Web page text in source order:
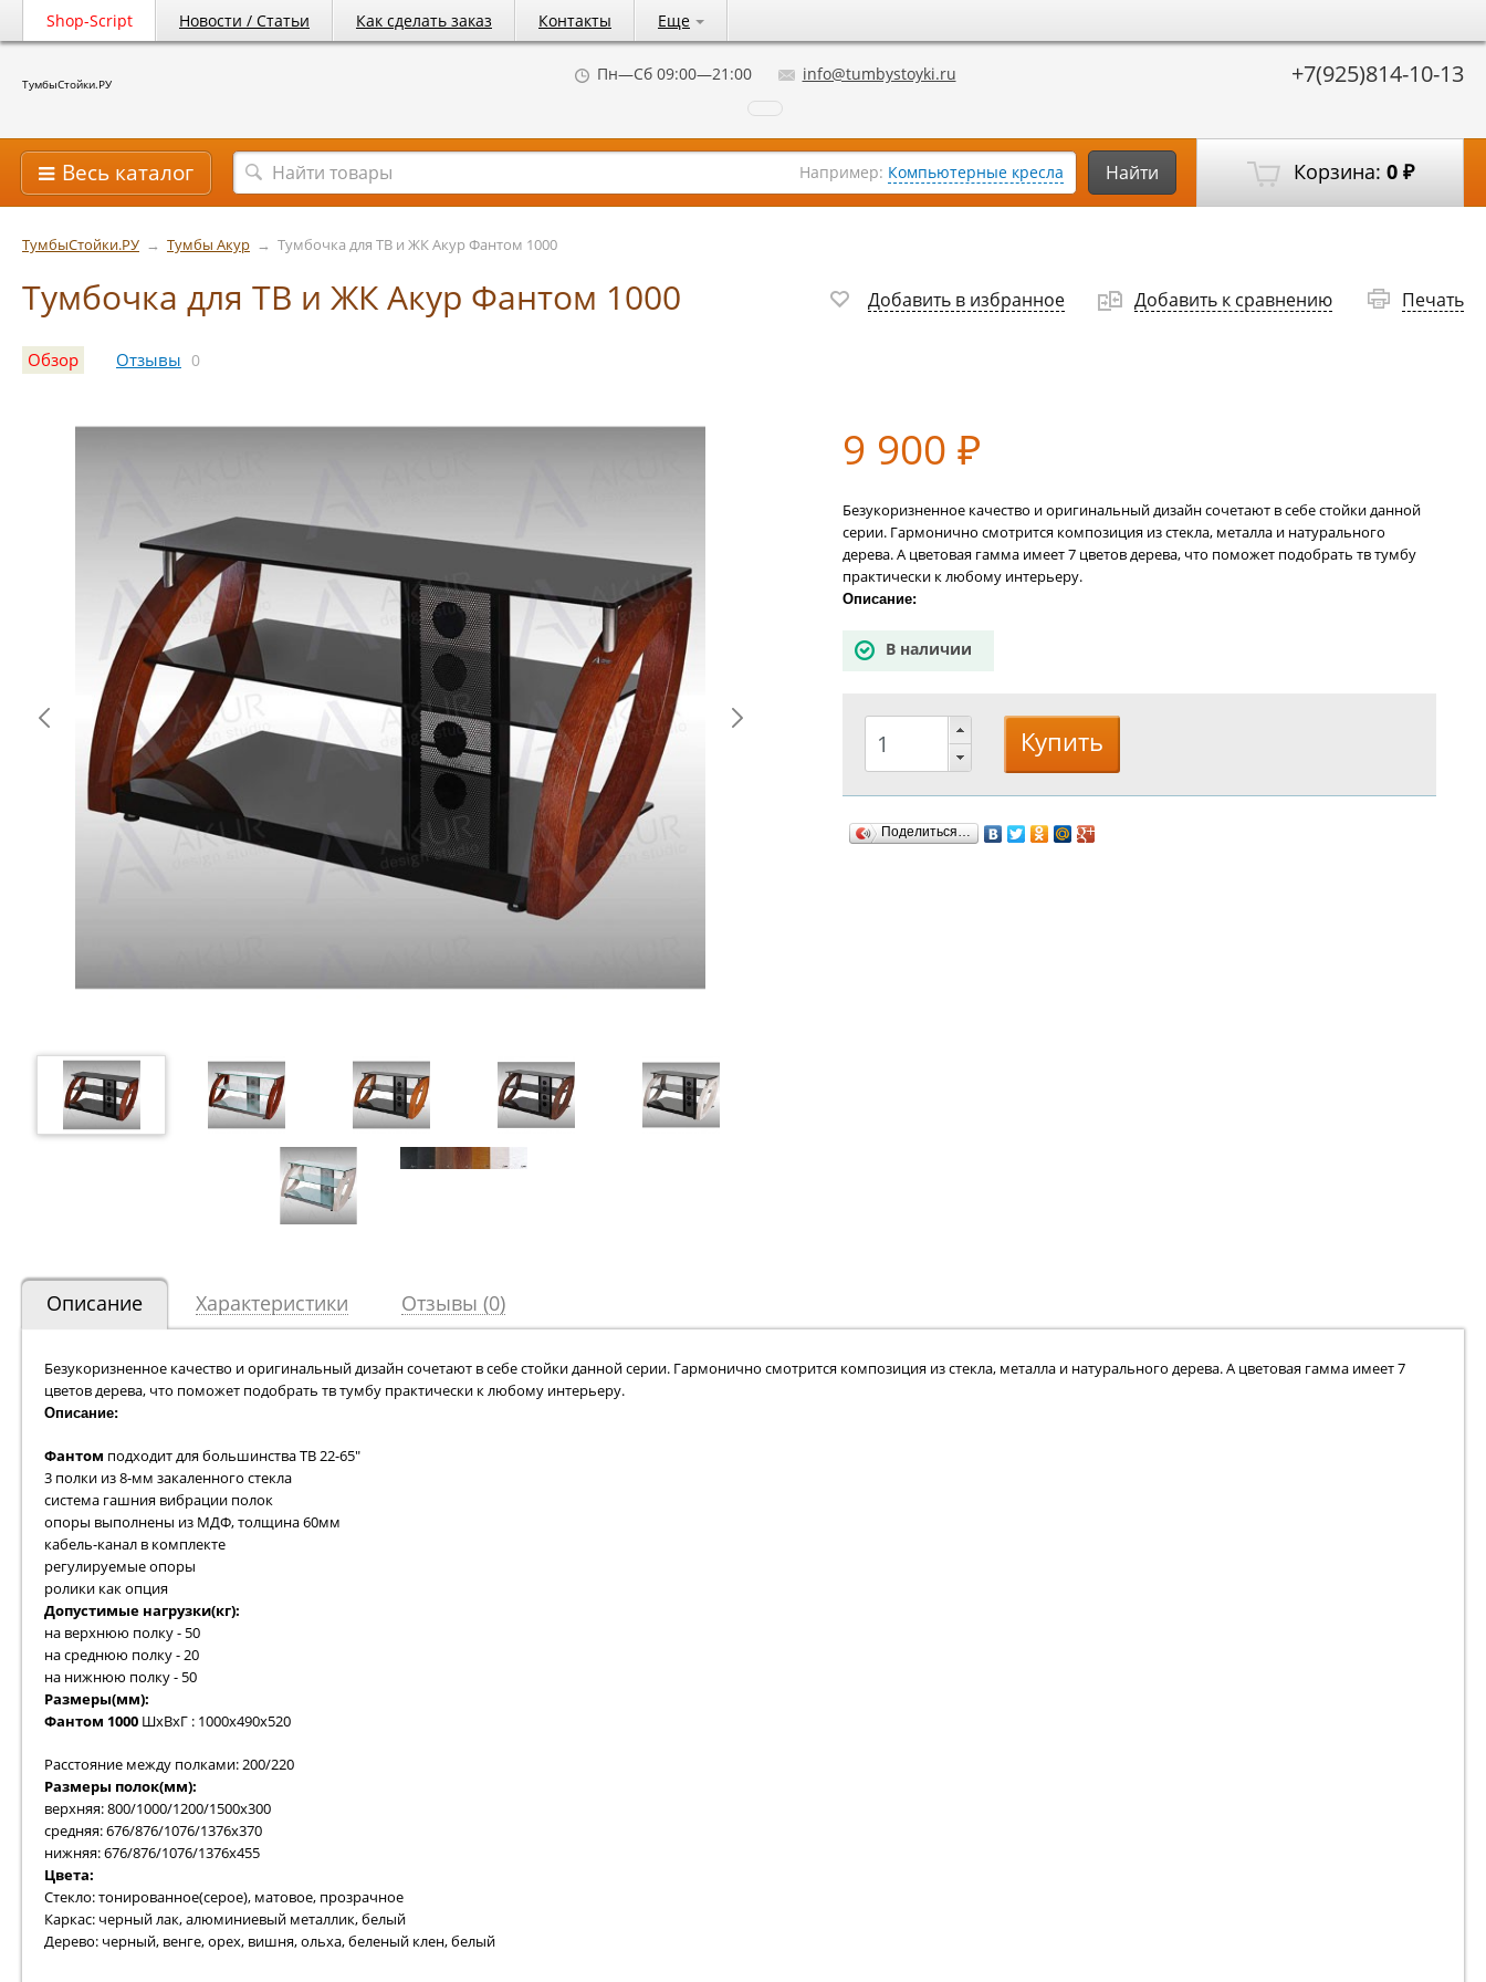
Shop-Script Новости / Статьи Как сделать заказ Контакты Еще
ТумбыСтойки.РУ +7(925)814-10-13
Пн—Сб 09:00—21:00 info@tumbystoyki.ru
Корзина: 0 ₽
Весь каталог Например: Компьютерные кресла Найти
ТумбыСтойки.РУ → Тумбы Акур → Тумбочка для ТВ и ЖК Акур Фантом 1000
Тумбочка для ТВ и ЖК Акур Фантом 1000 Добавить в избранное Добавить к сравнению Печать
Обзор Отзывы 0
9 900₽
Безукоризненное качество и оригинальный дизайн сочетают в себе стойки данной
серии. Гармонично смотрится композиция из стекла, металла и натурального
дерева. А цветовая гамма имеет 7 цветов дерева, что поможет подобрать тв тумбу
практически к любому интерьеру.
Описание:
В наличии
Поделиться…
Описание Характеристики Отзывы (0)
Безукоризненное качество и оригинальный дизайн сочетают в себе стойки данной серии. Гармонично смотрится композиция из стекла, металла и натурального дерева. А цветовая гамма имеет 7
цветов дерева, что поможет подобрать тв тумбу практически к любому интерьеру.
Описание:
Фантом подходит для большинства ТВ 22-65"
3 полки из 8-мм закаленного стекла
система гашния вибрации полок
опоры выполнены из МДФ, толщина 60мм
кабель-канал в комплекте
регулируемые опоры
ролики как опция
Допустимые нагрузки(кг):
на верхнюю полку - 50
на среднюю полку - 20
на нижнюю полку - 50
Размеры(мм):
Фантом 1000 ШхВхГ : 1000х490х520
Расстояние между полками: 200/220
Размеры полок(мм):
верхняя: 800/1000/1200/1500х300
средняя: 676/876/1076/1376х370
нижняя: 676/876/1076/1376х455
Цвета:
Стекло: тонированное(серое), матовое, прозрачное
Каркас: черный лак, алюминиевый металлик, белый
Дерево: черный, венге, орех, вишня, ольха, беленый клен, белый